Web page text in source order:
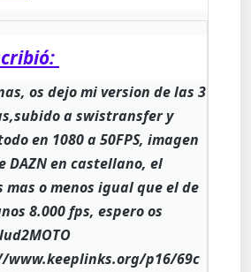
os dejo mi version de las 3
a swistransfer y
en 1080 a 50FPS, imagen
DAZN en castellano, el
o menos igual que el de
8.000 fps, espero os
www.keeplinks.org/p16/69c